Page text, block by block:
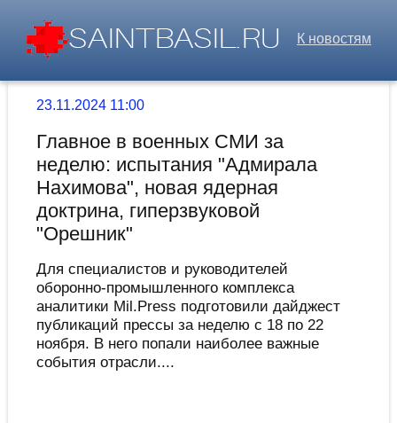
К новостям
23.11.2024 11:00
Главное в военных СМИ за
неделю: испытания "Адмирала
Нахимова", новая ядерная
доктрина, гиперзвуковой
"Орешник"
Для специалистов и руководителей
оборонно-промышленного комплекса
аналитики Mil.Press подготовили дайджест
публикаций прессы за неделю с 18 по 22
ноября. В него попали наиболее важные
события отрасли....